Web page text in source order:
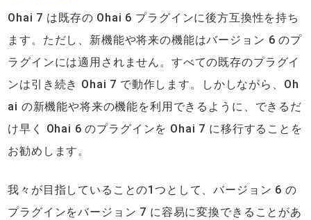
Ohai 7 は既存の Ohai 6 プラグインに後方互換性を持ち
ます。ただし、新機能や将来の機能はバージョン 6 のプ
ラグインには適用されません。すべての既存のプラグイ
ンは引き続き Ohai 7 で動作します。しかしながら、Oh
ai の新機能や将来の機能を利用できるように、できるだ
け早く Ohai 6 のプラグインを Ohai 7 に移行することを
お勧めします。
我々が目指していることの1つとして、バージョン 6 の
プラグインをバージョン 7 に容易に変換できることがあ